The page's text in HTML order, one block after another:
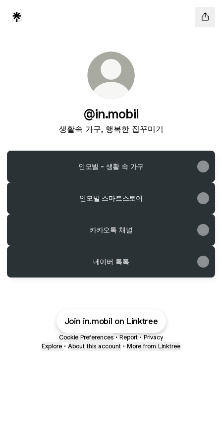
@in.mobil
생활속 가구, 행복한 집꾸미기
인모빌 - 생활 속 가구
인모빌 스마트스토어
카카오톡 채널
네이버 톡톡
Join in.mobil on Linktree
Cookie Preferences • Report • Privacy
Explore • About this account • More from Linktree